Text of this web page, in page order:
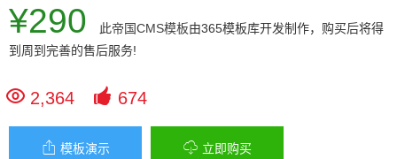
¥290 此帝国CMS模板由365模板库开发制作，购买后将得
到周到完善的售后服务!
 2,364  674
 模板演示  立即购买